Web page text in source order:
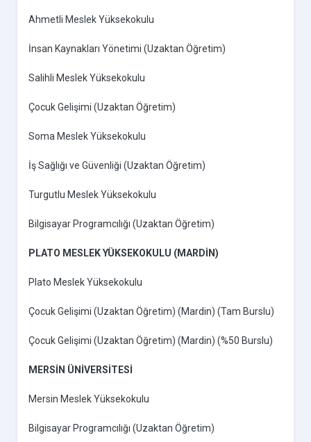
Ahmetli Meslek Yüksekokulu
İnsan Kaynakları Yönetimi (Uzaktan Öğretim)
Salihli Meslek Yüksekokulu
Çocuk Gelişimi (Uzaktan Öğretim)
Soma Meslek Yüksekokulu
İş Sağlığı ve Güvenliği (Uzaktan Öğretim)
Turgutlu Meslek Yüksekokulu
Bilgisayar Programcılığı (Uzaktan Öğretim)
PLATO MESLEK YÜKSEKOKULU (MARDİN)
Plato Meslek Yüksekokulu
Çocuk Gelişimi (Uzaktan Öğretim) (Mardin) (Tam Burslu)
Çocuk Gelişimi (Uzaktan Öğretim) (Mardin) (%50 Burslu)
MERSİN ÜNİVERSİTESİ
Mersin Meslek Yüksekokulu
Bilgisayar Programcılığı (Uzaktan Öğretim)